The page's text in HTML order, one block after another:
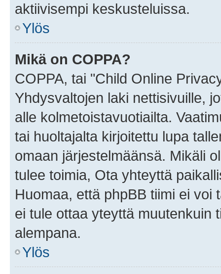
aktiivisempi keskusteluissa.
Ylös
Mikä on COPPA?
COPPA, tai "Child Online
Yhdysvaltojen laki nettisivuille,
alle kolmetoistavuotiailta.
tai huoltajalta kirjoitettu lupa
omaan järjestelmäänsä. Mikäli
tulee toimia, Ota yhteyttä
Huomaa, että phpBB tiimi ei
ei tule ottaa yteyttä muutenkuin
alempana.
Ylös